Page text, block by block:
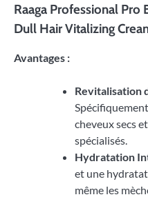
Raaga Professional Pro
Dull Hair Vitalizing
Avantages :
Revitalisation
cheveux secs
spécialisés.
Hydratation
et une
même les